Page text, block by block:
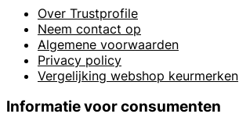
Over Trustprofile
Neem contact op
Algemene voorwaarden
Privacy policy
Vergelijking webshop keurmerken
Informatie voor consumenten